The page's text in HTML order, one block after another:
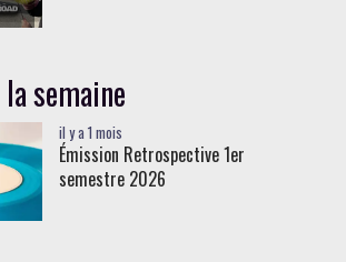
semaine
il y a 1 mois
Émission Retrospective 1er
semestre 2026